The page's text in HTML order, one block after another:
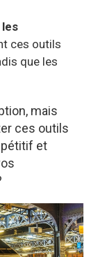
ces outils
que les
mais
ces outils
et